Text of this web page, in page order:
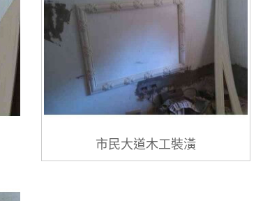
市民大道木工裝潢